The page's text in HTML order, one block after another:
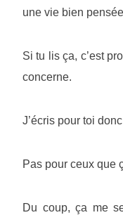
une vie bien
Si tu lis ça, c’est
concerne.
J’écris pour toi
Pas pour ceux que
Du coup, ça me